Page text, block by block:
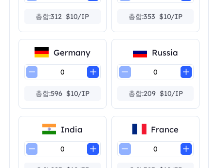
총합:312 $10/IP 총합:353 $10/IP
Germany
총합:596 $10/IP
Russia
총합:209 $10/IP
India France